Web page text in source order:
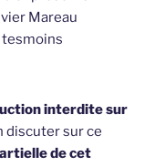
Mareau
interdite sur
discuter sur ce
de cet